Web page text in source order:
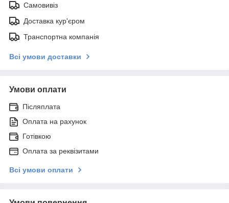
Самовивіз
Доставка кур'єром
Транспортна компанія
Всі умови доставки
Умови оплати
Післяплата
Оплата на рахунок
Готівкою
Оплата за реквізитами
Всі умови оплати